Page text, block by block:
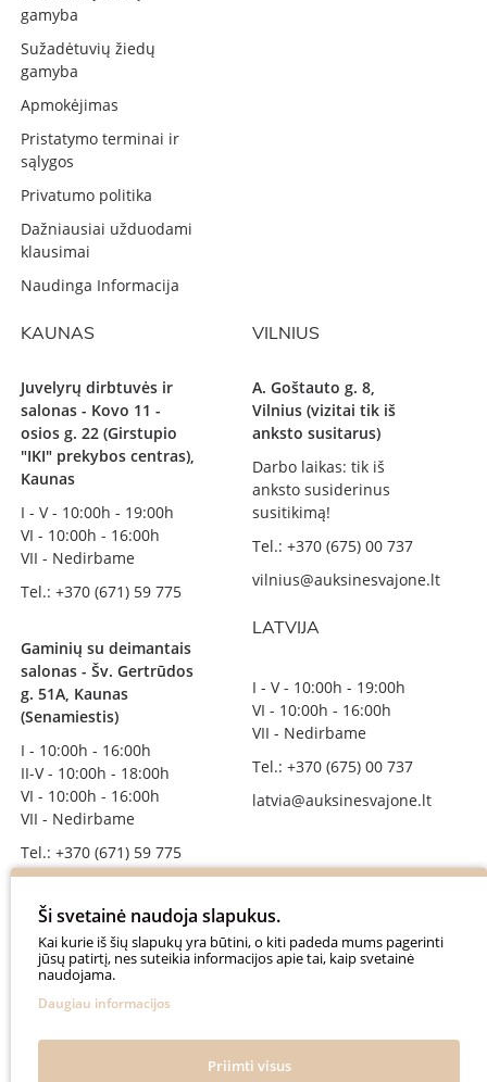
gamyba
Sužadėtuvių žiedų
gamyba
Apmokėjimas
Pristatymo terminai ir
sąlygos
Privatumo politika
Dažniausiai užduodami
klausimai
Naudinga Informacija
KAUNAS
Juvelyrų dirbtuvės ir
salonas - Kovo 11 -
osios g. 22 (Girstupio
"IKI" prekybos centras),
Kaunas
I - V - 10:00h - 19:00h
VI - 10:00h - 16:00h
VII - Nedirbame
Tel.: +370 (671) 59 775
Gaminių su deimantais
salonas - Šv. Gertrūdos
g. 51A, Kaunas
(Senamiestis)
I - 10:00h - 16:00h
II-V - 10:00h - 18:00h
VI - 10:00h - 16:00h
VII - Nedirbame
Tel.: +370 (671) 59 775
SEKITE MUS
auksinesvajone
@auksinesvajone3600
VILNIUS
A. Goštauto g. 8,
Vilnius (vizitai tik iš
anksto susitarus)
Darbo laikas: tik iš
anksto susiderinus
susitikimą!
Tel.: +370 (675) 00 737
vilnius@auksinesvajone.lt
LATVIJA
I - V - 10:00h - 19:00h
VI - 10:00h - 16:00h
VII - Nedirbame
Tel.: +370 (675) 00 737
latvia@auksinesvajone.lt
Ši svetainė naudoja slapukus.
Kai kurie iš šių slapukų yra būtini, o kiti padeda mums pagerinti
jūsų patirtį, nes suteikia informacijos apie tai, kaip svetainė
naudojama.
Daugiau informacijos
Priimti visus